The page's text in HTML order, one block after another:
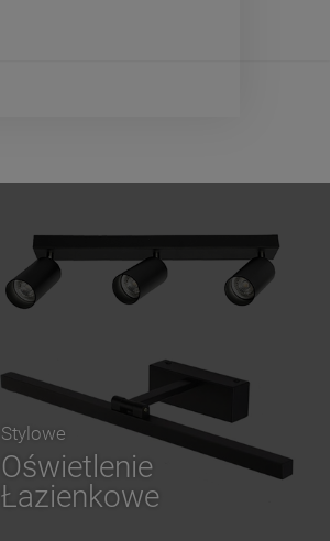
Stylowe
Oświetlenie
Łazienkowe